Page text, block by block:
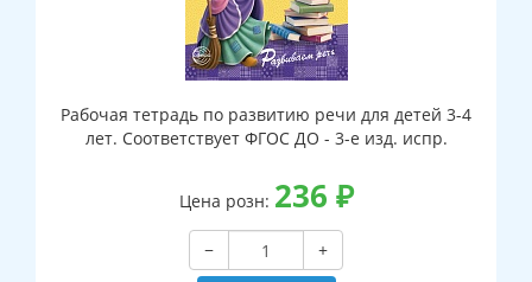
Рабочая тетрадь по развитию речи для детей 3-4
лет. Соответствует ФГОС ДО - 3-е изд. испр.
Цена розн: 236 ₽
−
+